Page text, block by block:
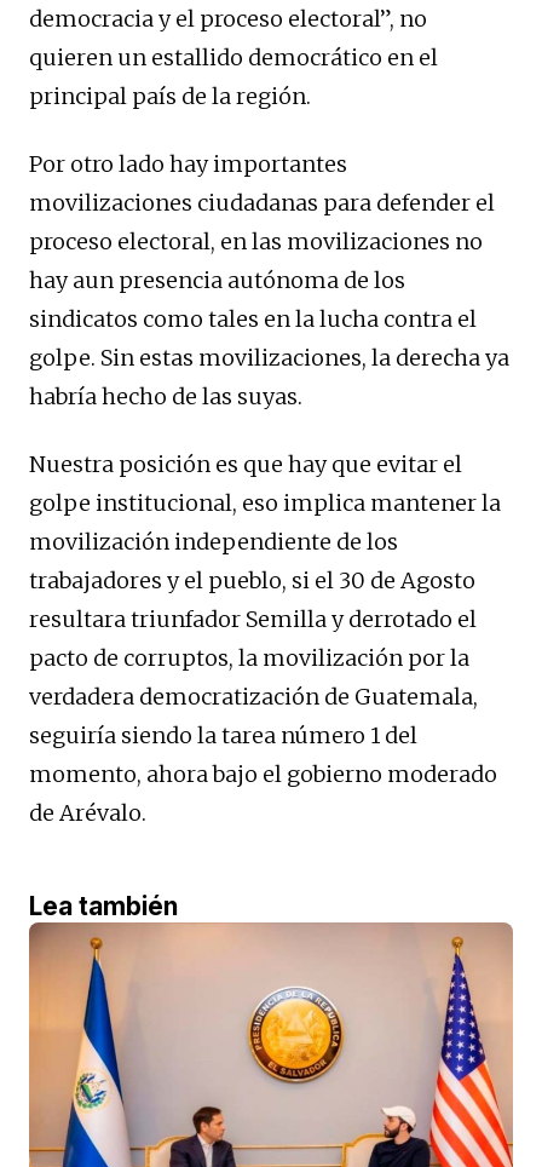
democracia y el proceso electoral”, no
quieren un estallido democrático en el
principal país de la región.
Por otro lado hay importantes
movilizaciones ciudadanas para defender el
proceso electoral, en las movilizaciones no
hay aun presencia autónoma de los
sindicatos como tales en la lucha contra el
golpe. Sin estas movilizaciones, la derecha ya
habría hecho de las suyas.
Nuestra posición es que hay que evitar el
golpe institucional, eso implica mantener la
movilización independiente de los
trabajadores y el pueblo, si el 30 de Agosto
resultara triunfador Semilla y derrotado el
pacto de corruptos, la movilización por la
verdadera democratización de Guatemala,
seguiría siendo la tarea número 1 del
momento, ahora bajo el gobierno moderado
de Arévalo.
Lea también